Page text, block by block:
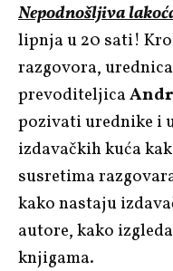
Nepodnošljiva
lipnja u 20 sati!
razgovora, urednica
prevoditeljica
pozivati urednike i
izdavačkih kuća
susretima
kako nastaju
autore, kako
knjigama.